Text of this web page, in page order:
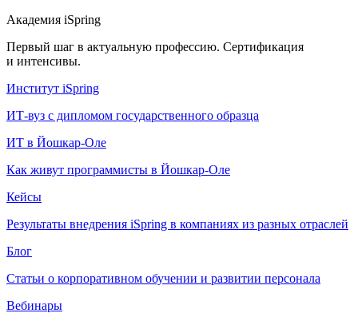
Академия iSpring
Первый шаг в актуальную профессию. Сертификация
и интенсивы.
Институт iSpring
ИТ-вуз с дипломом государственного образца
ИТ в Йошкар-Оле
Как живут программисты в Йошкар‑Оле
Кейсы
Результаты внедрения iSpring в компаниях из разных отраслей
Блог
Статьи о корпоративном обучении и развитии персонала
Вебинары